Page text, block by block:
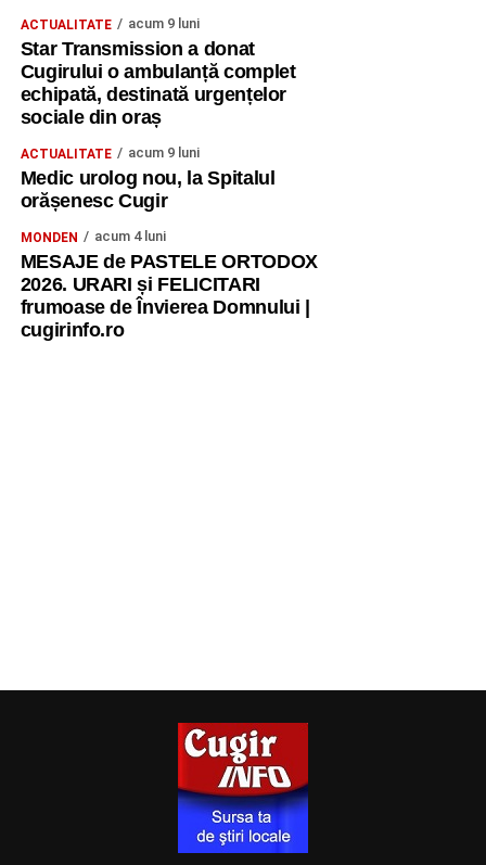
ACTUALITATE acum 9 luni
Star Transmission a donat
Cugirului o ambulanță complet
echipată, destinată urgențelor
sociale din oraș
ACTUALITATE acum 9 luni
Medic urolog nou, la Spitalul
orășenesc Cugir
MONDEN acum 4 luni
MESAJE de PASTELE ORTODOX
2026. URARI și FELICITARI
frumoase de Învierea Domnului |
cugirinfo.ro